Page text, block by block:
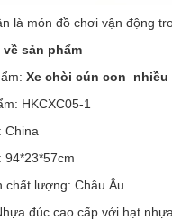
là món đồ chơi vận động
sản phẩm
Xe chòi cún con nhiều
HKCXC05-1
China
94*23*57cm
chất lượng: Châu Âu
đúc cao cấp với hạt